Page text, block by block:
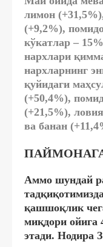
лимон
(+9,2%),
кўкатлар –
нархлари
нархларнинг
қуйидаги
(+50,4%),
(+21,5%),
ва банан
Аммо шундай
қашшоқлик
миқдори ойига
этади. Нодира